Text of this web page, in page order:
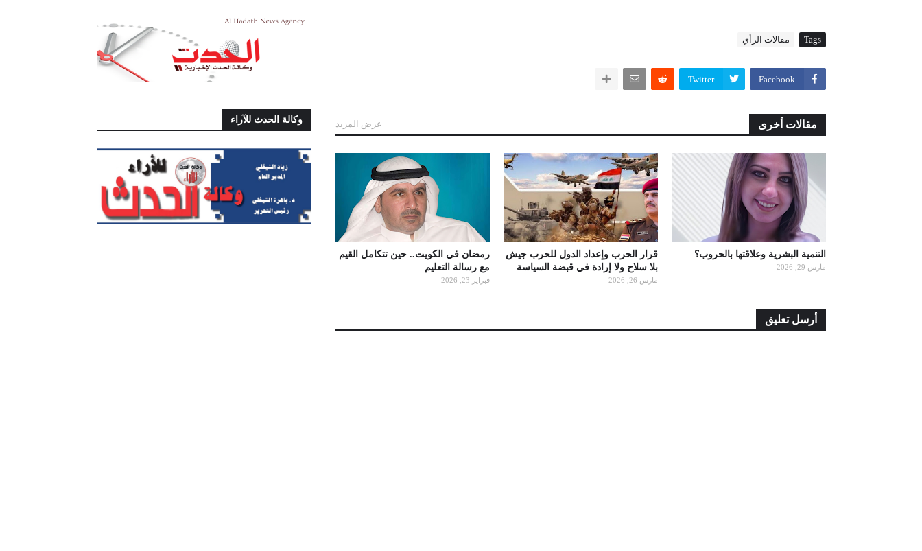
Tags مقالات الرأي
Facebook
Twitter
مقالات أخرى عرض المزيد
التنمية البشرية وعلاقتها بالحروب؟
مارس 29, 2026
قرار الحرب وإعداد الدول للحرب جيش
بلا سلاح ولا إرادة في قبضة السياسة
مارس 26, 2026
رمضان في الكويت.. حين تتكامل القيم
مع رسالة التعليم
فبراير 23, 2026
أرسل تعليق
وكالة الحدث للآراء